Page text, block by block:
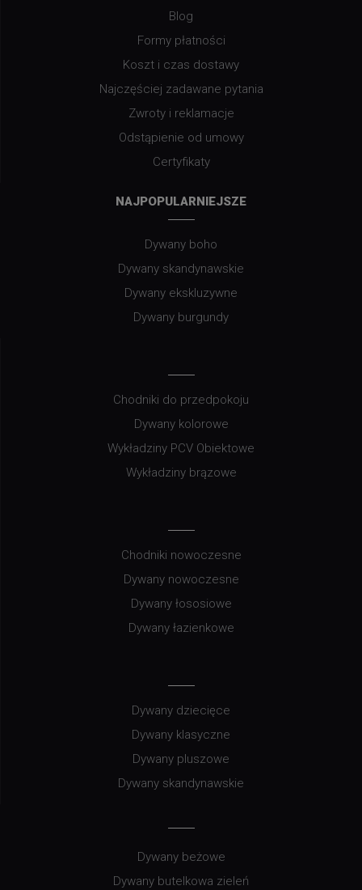
Blog
Formy płatności
Koszt i czas dostawy
Najczęściej zadawane pytania
Zwroty i reklamacje
Odstąpienie od umowy
Certyfikaty
NAJPOPULARNIEJSZE
Dywany boho
Dywany skandynawskie
Dywany ekskluzywne
Dywany burgundy
Chodniki do przedpokoju
Dywany kolorowe
Wykładziny PCV Obiektowe
Wykładziny brązowe
Chodniki nowoczesne
Dywany nowoczesne
Dywany łososiowe
Dywany łazienkowe
Dywany dziecięce
Dywany klasyczne
Dywany pluszowe
Dywany skandynawskie
Dywany beżowe
Dywany butelkowa zieleń